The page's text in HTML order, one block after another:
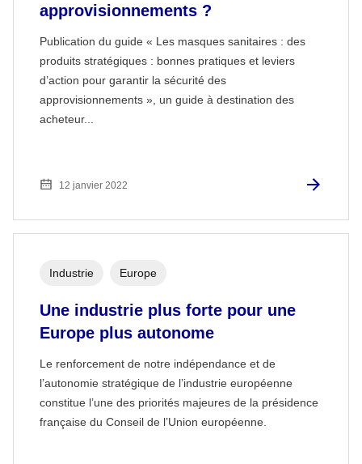
approvisionnements ?
Publication du guide « Les masques sanitaires : des
produits stratégiques : bonnes pratiques et leviers
d’action pour garantir la sécurité des
approvisionnements », un guide à destination des
acheteur...
12 janvier 2022
Une industrie plus forte pour une
Europe plus autonome
Le renforcement de notre indépendance et de
l’autonomie stratégique de l’industrie européenne
constitue l’une des priorités majeures de la présidence
française du Conseil de l’Union européenne.
Industrie Europe